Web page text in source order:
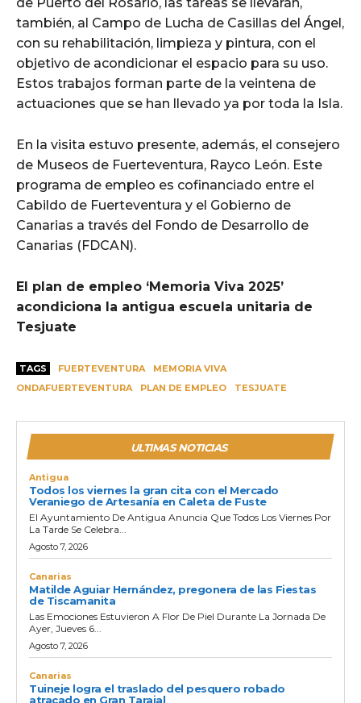
también, al Campo de Lucha de Casillas del Ángel,
con su rehabilitación, limpieza y pintura, con el
objetivo de acondicionar el espacio para su uso.
Estos trabajos forman parte de la veintena de
actuaciones que se han llevado ya por toda la Isla.
En la visita estuvo presente, además, el consejero
de Museos de Fuerteventura, Rayco León. Este
programa de empleo es cofinanciado entre el
Cabildo de Fuerteventura y el Gobierno de
Canarias a través del Fondo de Desarrollo de
Canarias (FDCAN).
El plan de empleo ‘Memoria Viva 2025’
acondiciona la antigua escuela unitaria de
Tesjuate
TAGS FUERTEVENTURA
MEMORIA VIVA
ONDAFUERTEVENTURA
PLAN DE EMPLEO TESJUATE
ULTIMAS NOTICIAS
Antigua
Todos los viernes la gran cita con el Mercado
Veraniego de Artesanía en Caleta de Fuste
El Ayuntamiento De Antigua Anuncia Que Todos Los Viernes Por
La Tarde Se Celebra...
Agosto 7, 2026
Canarias
Matilde Aguiar Hernández, pregonera de las Fiestas
de Tiscamanita
Las Emociones Estuvieron A Flor De Piel Durante La Jornada De
Ayer, Jueves 6...
Agosto 7, 2026
Canarias
Tuineje logra el traslado del pesquero robado
atracado en Gran Tarajal